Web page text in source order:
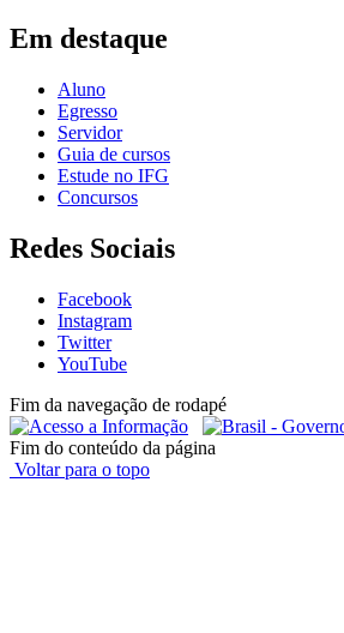
Em destaque
Aluno
Egresso
Servidor
Guia de cursos
Estude no IFG
Concursos
Redes Sociais
Facebook
Instagram
Twitter
YouTube
Fim da navegação de rodapé
Fim do conteúdo da página
Voltar para o topo